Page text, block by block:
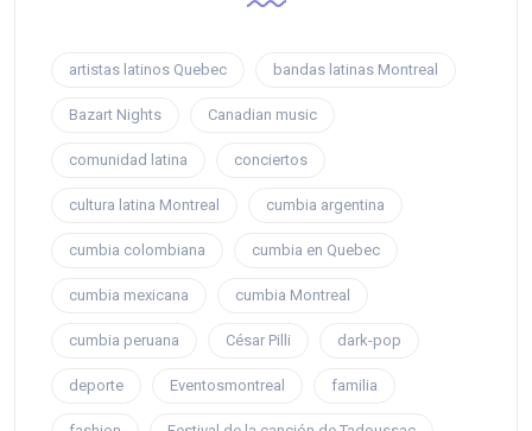
artistas latinos Quebec bandas latinas Montreal
Bazart Nights Canadian music
comunidad latina conciertos
cultura latina Montreal cumbia argentina
cumbia colombiana cumbia en Quebec
cumbia mexicana cumbia Montreal
cumbia peruana César Pilli dark-pop
deporte Eventosmontreal familia